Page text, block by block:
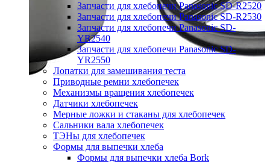
Запчасти для хлебопечи Panasonic SD-R2520
Запчасти для хлебопечи Panasonic SD-R2530
Запчасти для хлебопечи Panasonic SD-
YR2540
Запчасти для хлебопечи Panasonic SD-
YR2550
Лопатки для замешивания теста
Приводные ремни хлебопечек
Механизмы вращения хлебопечек
Датчики хлебопечек
Мерные ложки и стаканы для хлебопечек
Сальники вала хлебопечек
ТЭНы для хлебопечек
Формы для выпечки хлеба
Формы для выпечки хлеба Bork